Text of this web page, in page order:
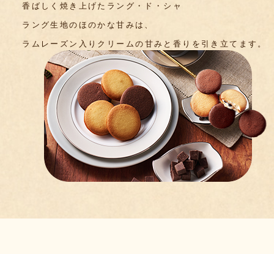
香ばしく焼き上げたラング・ド・シャ
ラング生地のほのかな甘みは、
ラムレーズン入りクリームの 甘みと香りを引き立てます。